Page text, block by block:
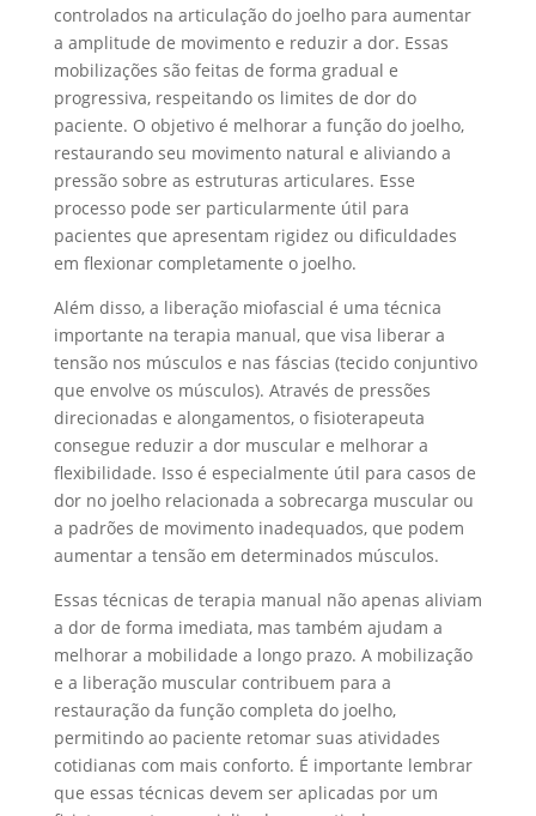
controlados na articulação do joelho para aumentar
a amplitude de movimento e reduzir a dor. Essas
mobilizações são feitas de forma gradual e
progressiva, respeitando os limites de dor do
paciente. O objetivo é melhorar a função do joelho,
restaurando seu movimento natural e aliviando a
pressão sobre as estruturas articulares. Esse
processo pode ser particularmente útil para
pacientes que apresentam rigidez ou dificuldades
em flexionar completamente o joelho.
Além disso, a liberação miofascial é uma técnica
importante na terapia manual, que visa liberar a
tensão nos músculos e nas fáscias (tecido conjuntivo
que envolve os músculos). Através de pressões
direcionadas e alongamentos, o fisioterapeuta
consegue reduzir a dor muscular e melhorar a
flexibilidade. Isso é especialmente útil para casos de
dor no joelho relacionada a sobrecarga muscular ou
a padrões de movimento inadequados, que podem
aumentar a tensão em determinados músculos.
Essas técnicas de terapia manual não apenas aliviam
a dor de forma imediata, mas também ajudam a
melhorar a mobilidade a longo prazo. A mobilização
e a liberação muscular contribuem para a
restauração da função completa do joelho,
permitindo ao paciente retomar suas atividades
cotidianas com mais conforto. É importante lembrar
que essas técnicas devem ser aplicadas por um